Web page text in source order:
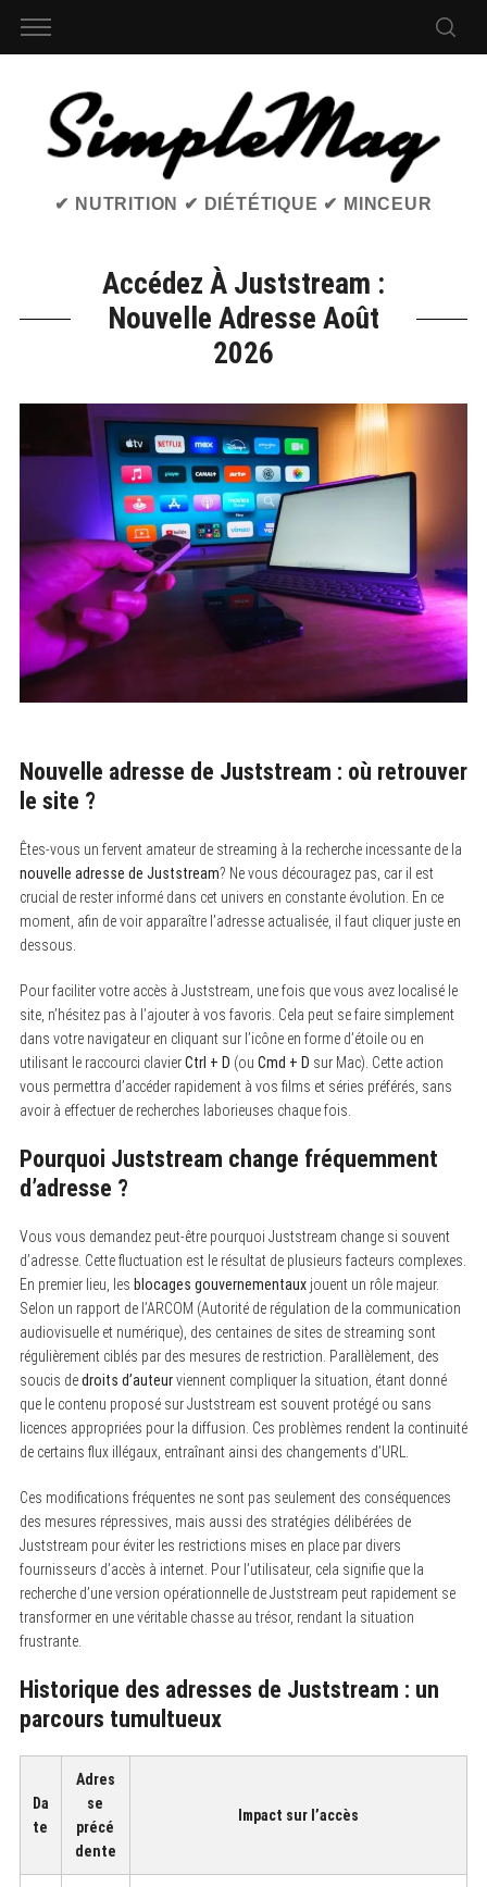
✔ NUTRITION ✔ DIÉTÉTIQUE ✔ MINCEUR
Accédez À Juststream :
Nouvelle Adresse Août
2026
Nouvelle adresse de Juststream : où retrouver
le site ?
Êtes-vous un fervent amateur de streaming à la recherche incessante de la
nouvelle adresse de Juststream? Ne vous découragez pas, car il est
crucial de rester informé dans cet univers en constante évolution. En ce
moment, afin de voir apparaître l’adresse actualisée, il faut cliquer juste en
dessous.
Pour faciliter votre accès à Juststream, une fois que vous avez localisé le
site, n’hésitez pas à l’ajouter à vos favoris. Cela peut se faire simplement
dans votre navigateur en cliquant sur l’icône en forme d’étoile ou en
utilisant le raccourci clavierCtrl + D (ou Cmd + D sur Mac). Cette action
vous permettra d’accéder rapidement à vos films et séries préférés, sans
avoir à effectuer de recherches laborieuses chaque fois.
Pourquoi Juststream change fréquemment
d’adresse ?
Vous vous demandez peut-être pourquoi Juststream change si souvent
d’adresse. Cette fluctuation est le résultat de plusieurs facteurs complexes.
En premier lieu, les blocages gouvernementauxjouent un rôle majeur.
Selon un rapport de l’ARCOM (Autorité de régulation de la communication
audiovisuelle et numérique), des centaines de sites de streaming sont
régulièrement ciblés par des mesures de restriction. Parallèlement, des
soucis dedroits d’auteurviennent compliquer la situation, étant donné
que le contenu proposé sur Juststream est souvent protégé ou sans
licences appropriées pour la diffusion. Ces problèmes rendent la continuité
de certains flux illégaux, entraînant ainsi des changements d’URL.
Ces modifications fréquentes ne sont pas seulement des conséquences
des mesures répressives, mais aussi des stratégies délibérées de
Juststream pour éviter les restrictions mises en place par divers
fournisseurs d’accès à internet. Pour l’utilisateur, cela signifie que la
recherche d’une version opérationnelle de Juststream peut rapidement se
transformer en une véritable chasse au trésor, rendant la situation
frustrante.
Historique des adresses de Juststream : un
parcours tumultueux
Da
te
Adres
se
précé
dente
Impact sur l’accès